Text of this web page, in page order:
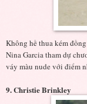
Không hề thua kém
Nina Garcia tham dự
váy màu nude với điểm
9. Christie Brinkley